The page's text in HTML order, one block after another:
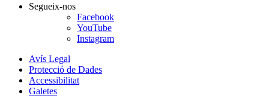
Segueix-nos
Facebook
YouTube
Instagram
Avís Legal
Protecció de Dades
Accessibilitat
Galetes